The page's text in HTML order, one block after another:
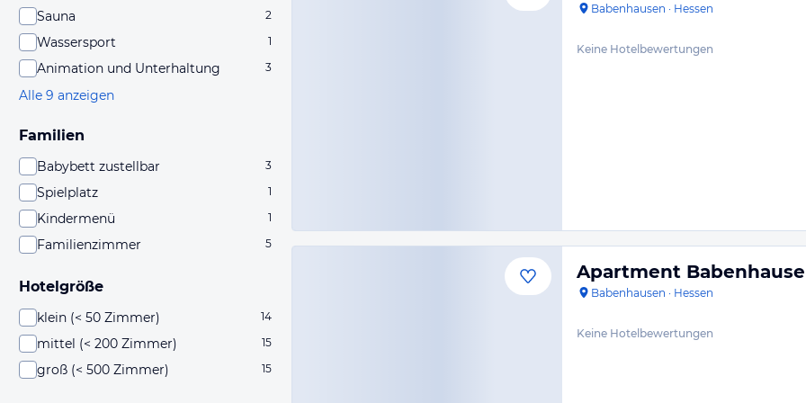
Sauna 2
Wassersport 1
Animation und Unterhaltung 3
Alle 9 anzeigen
Familien
Babybett zustellbar 3
Spielplatz 1
Kindermenü 1
Familienzimmer 5
Hotelgröße
klein (< 50 Zimmer) 14
mittel (< 200 Zimmer) 15
groß (< 500 Zimmer) 15
Babenhausen · Hessen
Keine Hotelbewertungen
Apartment
Babenhausen · Hessen
Keine Hotelbewertungen